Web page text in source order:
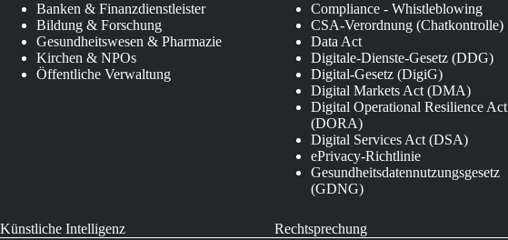
Banken & Finanzdienstleister
Bildung & Forschung
Gesundheitswesen & Pharmazie
Kirchen & NPOs
Öffentliche Verwaltung
Compliance - Whistleblowing
CSA-Verordnung (Chatkontrolle)
Data Act
Digitale-Dienste-Gesetz (DDG)
Digital-Gesetz (DigiG)
Digital Markets Act (DMA)
Digital Operational Resilience Act
(DORA)
Digital Services Act (DSA)
ePrivacy-Richtlinie
Gesundheitsdatennutzungsgesetz
(GDNG)
Künstliche Intelligenz Rechtsprechung